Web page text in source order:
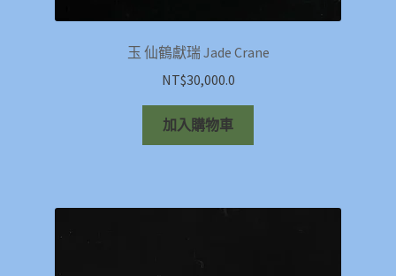
玉 仙鶴獻瑞 Jade Crane
NT$30,000.0
加入購物車